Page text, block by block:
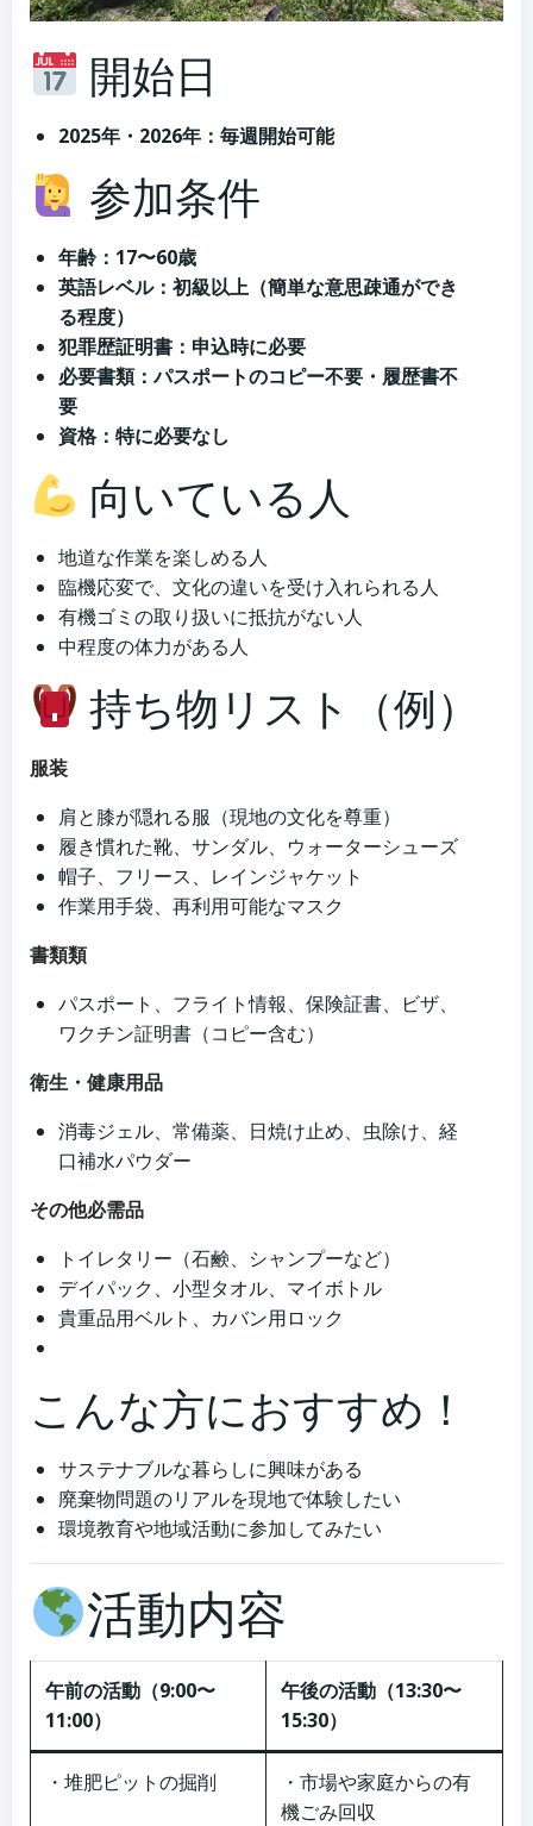
開始日
2025年・2026年：毎週開始可能
参加条件
年齢：17〜60歳
英語レベル：初級以上（簡単な意思疎通ができ
る程度）
犯罪歴証明書：申込時に必要
必要書類：パスポートのコピー不要・履歴書不
要
資格：特に必要なし
向いている人
地道な作業を楽しめる人
臨機応変で、文化の違いを受け入れられる人
有機ゴミの取り扱いに抵抗がない人
中程度の体力がある人
持ち物リスト（例）
服装
肩と膝が隠れる服（現地の文化を尊重）
履き慣れた靴、サンダル、ウォーターシューズ
帽子、フリース、レインジャケット
作業用手袋、再利用可能なマスク
書類類
パスポート、フライト情報、保険証書、ビザ、
ワクチン証明書（コピー含む）
衛生・健康用品
消毒ジェル、常備薬、日焼け止め、虫除け、経
口補水パウダー
その他必需品
トイレタリー（石鹸、シャンプーなど）
デイパック、小型タオル、マイボトル
貴重品用ベルト、カバン用ロック
こんな方におすすめ！
サステナブルな暮らしに興味がある
廃棄物問題のリアルを現地で体験したい
環境教育や地域活動に参加してみたい
活動内容
午前の活動（9:00〜
11:00）
午後の活動（13:30〜
15:30）
・堆肥ピットの掘削
・市場や家庭からの有
機ごみ回収